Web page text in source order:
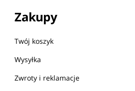
Zakupy
Twój koszyk
Wysyłka
Zwroty i reklamacje